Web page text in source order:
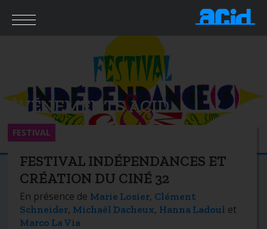
ÉVÉNEMENTS ACID
FESTIVAL INDÉPENDANCES ET
CRÉATION DU CINÉ 32
En présence de Marie Losier, Clément
Schneider, Michaël Dacheux, Hanna Ladoul et
Marco La Via
FESTIVAL